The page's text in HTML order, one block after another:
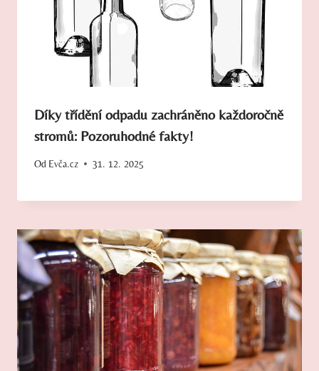
Díky třídění odpadu zachráněno každoročně
stromů: Pozoruhodné fakty!
Od Evča.cz 31. 12. 2025